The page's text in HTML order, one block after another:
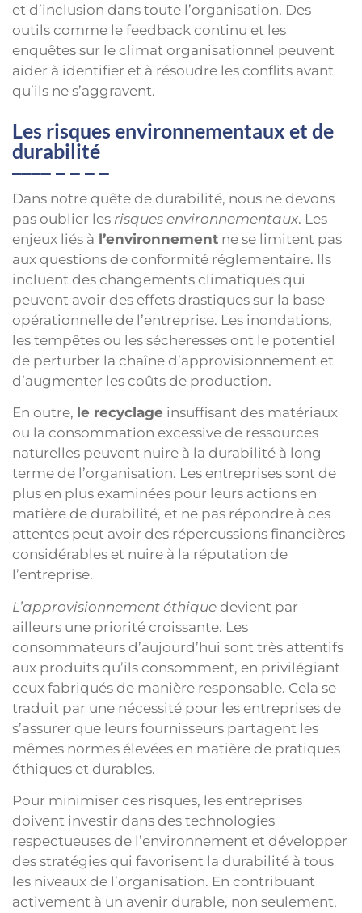
et d’inclusion dans toute l’organisation. Des
outils comme le feedback continu et les
enquêtes sur le climat organisationnel peuvent
aider à identifier et à résoudre les conflits avant
qu’ils ne s’aggravent.
Les risques environnementaux et de
durabilité
Dans notre quête de durabilité, nous ne devons
pas oublier les risques environnementaux. Les
enjeux liés à l’environnement ne se limitent pas
aux questions de conformité réglementaire. Ils
incluent des changements climatiques qui
peuvent avoir des effets drastiques sur la base
opérationnelle de l’entreprise. Les inondations,
les tempêtes ou les sécheresses ont le potentiel
de perturber la chaîne d’approvisionnement et
d’augmenter les coûts de production.
En outre, le recyclage insuffisant des matériaux
ou la consommation excessive de ressources
naturelles peuvent nuire à la durabilité à long
terme de l’organisation. Les entreprises sont de
plus en plus examinées pour leurs actions en
matière de durabilité, et ne pas répondre à ces
attentes peut avoir des répercussions financières
considérables et nuire à la réputation de
l’entreprise.
L’approvisionnement éthique devient par
ailleurs une priorité croissante. Les
consommateurs d’aujourd’hui sont très attentifs
aux produits qu’ils consomment, en privilégiant
ceux fabriqués de manière responsable. Cela se
traduit par une nécessité pour les entreprises de
s’assurer que leurs fournisseurs partagent les
mêmes normes élevées en matière de pratiques
éthiques et durables.
Pour minimiser ces risques, les entreprises
doivent investir dans des technologies
respectueuses de l’environnement et développer
des stratégies qui favorisent la durabilité à tous
les niveaux de l’organisation. En contribuant
activement à un avenir durable, non seulement,